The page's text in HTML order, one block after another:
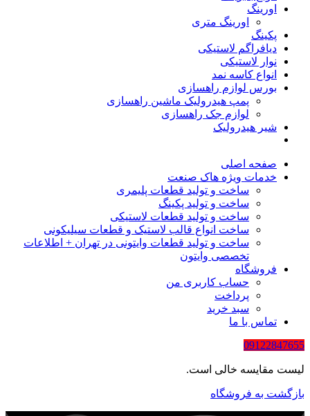
اورینگ
اورینگ متری
پکینگ
دیافراگم لاستیکی
نوار لاستیکی
انواع کاسه نمد
بورس لوازم راهسازی
پمپ هیدرولیک ماشین راهسازی
لوازم جک راهسازی
شیر هیدرولیک
صفحه اصلی
خدمات ویژه هاک صنعت
ساخت و تولید قطعات پلیمری
ساخت و تولید پکینگ
ساخت و تولید قطعات لاستیکی
ساخت انواع قالب لاستیک و قطعات سیلیکونی
ساخت و تولید قطعات وایتونی در تهران + اطلاعات
تخصصی وایتون
فروشگاه
حساب کاربری من
پرداخت
سبد خرید
تماس با ما
09122847655
لیست مقایسه خالی است.
بازگشت به فروشگاه